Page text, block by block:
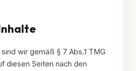
wir gemäß § 7 Abs.1 TMG
diesen Seiten nach den